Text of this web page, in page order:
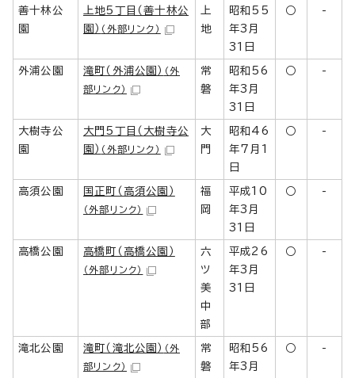
善十林公
園
上地5丁目（善十林公
園） （外部リンク）
上
地
昭和55
年3月
31日
○ -
外浦公園 滝町（外浦公園） （外
部リンク）
常
磐
昭和56
年3月
31日
○ -
大樹寺公
園
大門5丁目（大樹寺公
園） （外部リンク）
大
門
昭和46
年7月1
日
○ -
高須公園 国正町（高須公園）
（外部リンク）
福
岡
平成10
年3月
31日
○ -
高橋公園 高橋町（高橋公園）
（外部リンク）
六
ツ
美
中
部
平成26
年3月
31日
○ -
滝北公園 滝町（滝北公園） （外
部リンク）
常
磐
昭和56
年3月
○ -